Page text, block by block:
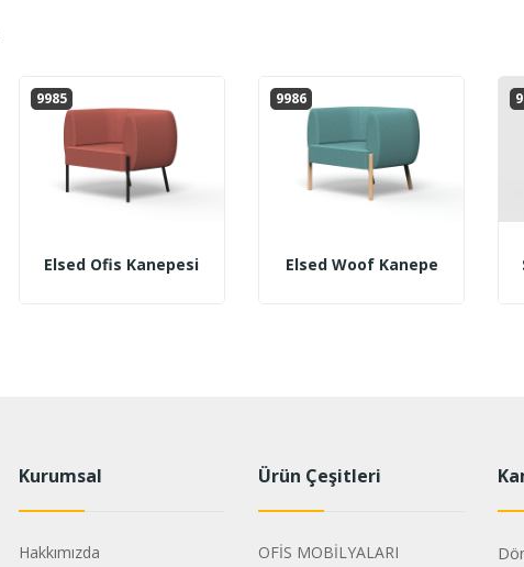
9985
Elsed Ofis Kanepesi
9986
Elsed Woof Kanepe
Kurumsal
Hakkımızda
Ürün Çeşitleri
OFİS MOBİLYALARI